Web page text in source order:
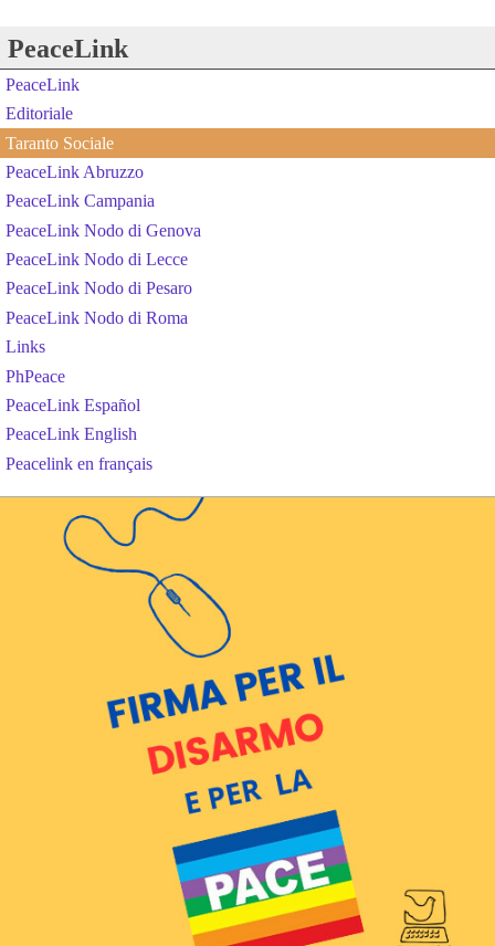
PeaceLink
PeaceLink
Editoriale
Taranto Sociale
PeaceLink Abruzzo
PeaceLink Campania
PeaceLink Nodo di Genova
PeaceLink Nodo di Lecce
PeaceLink Nodo di Pesaro
PeaceLink Nodo di Roma
Links
PhPeace
PeaceLink Español
PeaceLink English
Peacelink en français